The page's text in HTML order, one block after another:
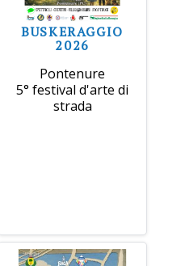
BUSKERAGGIO
2026
Pontenure
5° festival d'arte di
strada